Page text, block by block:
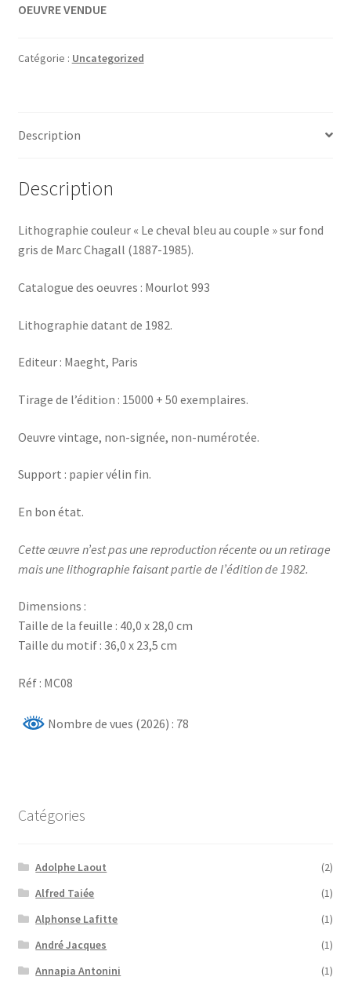
OEUVRE VENDUE
Catégorie : Uncategorized
Description
Description
Lithographie couleur « Le cheval bleu au couple » sur fond
gris de Marc Chagall (1887-1985).
Catalogue des oeuvres : Mourlot 993
Lithographie datant de 1982.
Editeur : Maeght, Paris
Tirage de l’édition : 15000 + 50 exemplaires.
Oeuvre vintage, non-signée, non-numérotée.
Support : papier vélin fin.
En bon état.
Cette œuvre n’est pas une reproduction récente ou un retirage
mais une lithographie faisant partie de l’édition de 1982.
Dimensions :
Taille de la feuille : 40,0 x 28,0 cm
Taille du motif : 36,0 x 23,5 cm
Réf : MC08
Nombre de vues (2026) : 78
Catégories
Adolphe Laout
(2)
Alfred Taiée
(1)
Alphonse Lafitte
(1)
André Jacques
(1)
Annapia Antonini
(1)